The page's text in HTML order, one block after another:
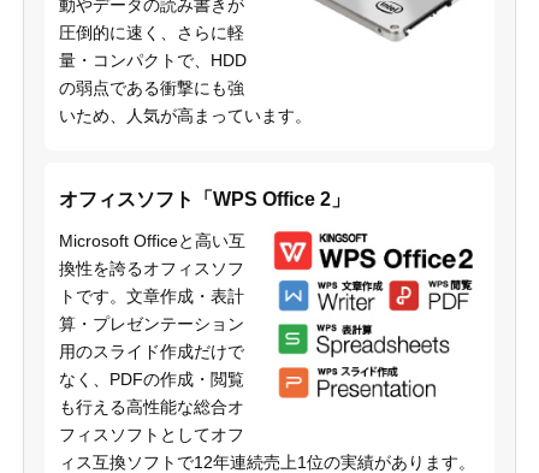
動やデータの読み書きが
圧倒的に速く、さらに軽
量・コンパクトで、HDD
の弱点である衝撃にも強
いため、人気が高まっています。
オフィスソフト「WPS Office 2」
Microsoft Officeと高い互
換性を誇るオフィスソフ
トです。文章作成・表計
算・プレゼンテーション
用のスライド作成だけで
なく、PDFの作成・閲覧
も行える高性能な総合オ
フィスソフトとしてオフ
ィス互換ソフトで12年連続売上1位の実績があります。